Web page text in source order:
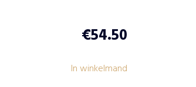
€54.50
In winkelmand